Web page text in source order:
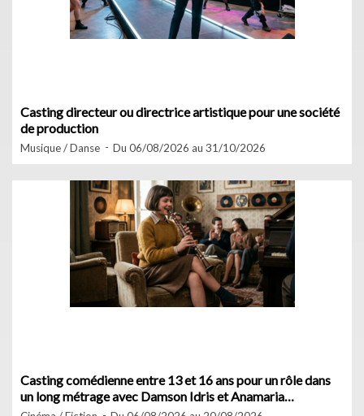
Casting directeur ou directrice artistique pour une société
de production
Musique / Danse Du 06/08/2026 au 31/10/2026
Casting comédienne entre 13 et 16 ans pour un rôle dans
un long métrage avec Damson Idris et Anamaria
Vartolomei